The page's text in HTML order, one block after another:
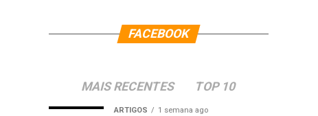
FACEBOOK
MAIS RECENTES TOP 10
ARTIGOS 1 semana ago